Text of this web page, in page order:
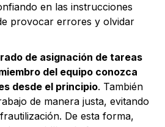
en las instrucciones
provocar errores y olvidar
de asignación de tareas
del equipo conozca
desde el principio. También
de manera justa, evitando
De esta forma,